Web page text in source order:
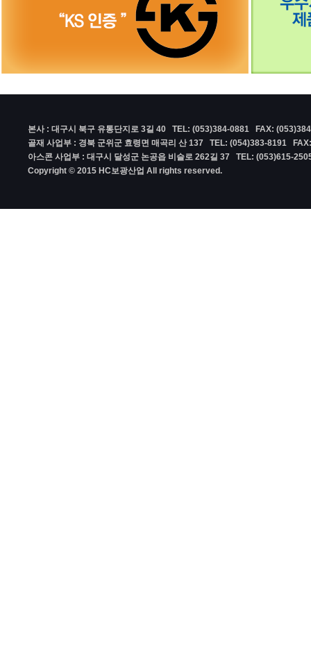
본사 : 대구시 북구 유통단지로 3길 40 TEL: (053)384-0881 FAX:
골재 사업부 : 경북 군위군 효령면 매곡리 산 137 TEL: (054)383-8191
아스콘 사업부 : 대구시 달성군 논공읍 비슬로 262길 37 TEL: (053)615-
Copyright © 2015 HC보광산업 All rights reserved.